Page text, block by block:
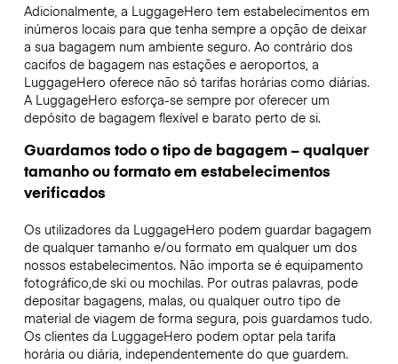
Adicionalmente, a LuggageHero tem estabelecimentos em
inúmeros locais para que tenha sempre a opção de deixar
a sua bagagem num ambiente seguro. Ao contrário dos
cacifos de bagagem nas estações e aeroportos, a
LuggageHero oferece não só tarifas horárias como diárias.
A LuggageHero esforça-se sempre por oferecer um
depósito de bagagem flexível e barato perto de si.
Guardamos todo o tipo de bagagem – qualquer
tamanho ou formato em estabelecimentos
verificados
Os utilizadores da LuggageHero podem guardar bagagem
de qualquer tamanho e/ou formato em qualquer um dos
nossos estabelecimentos. Não importa se é equipamento
fotográfico,de ski ou mochilas. Por outras palavras, pode
depositar bagagens, malas, ou qualquer outro tipo de
material de viagem de forma segura, pois guardamos tudo.
Os clientes da LuggageHero podem optar pela tarifa
horária ou diária, independentemente do que guardem.